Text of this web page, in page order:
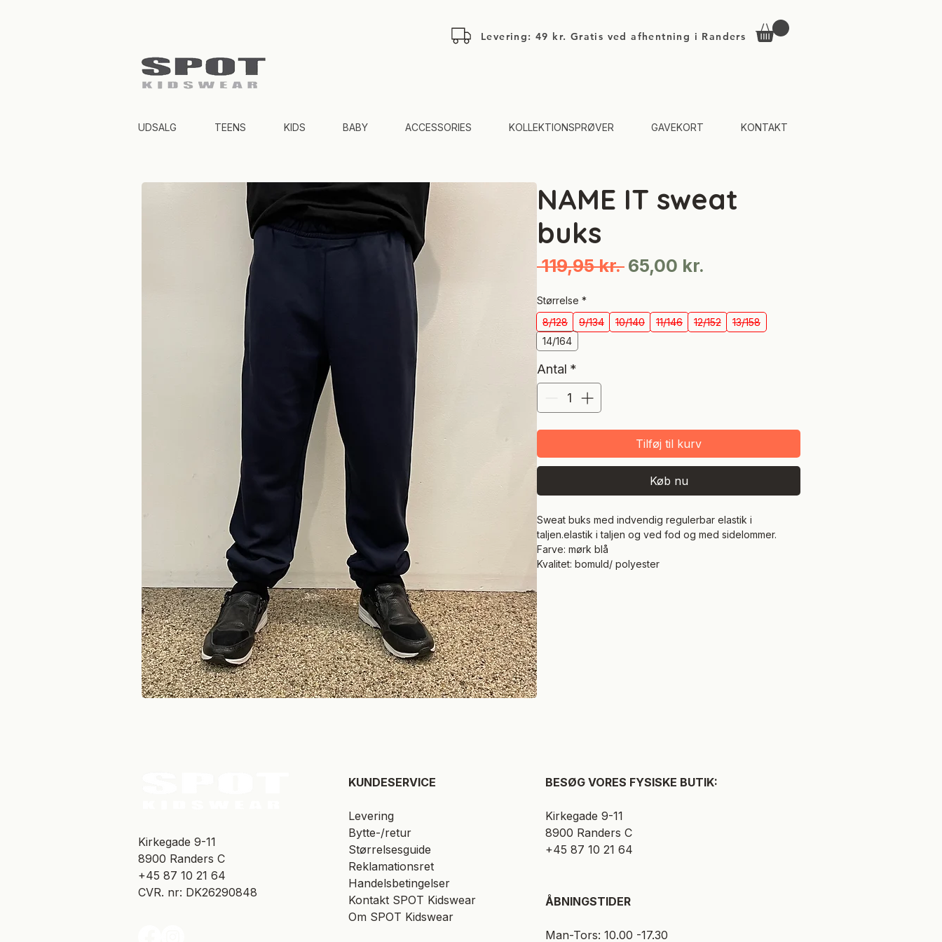
Levering: 49 kr. Gratis ved afhentning i Randers
UDSALG TEENS KIDS BABY ACCESSORIES KOLLEKTIONSPRØVER GAVEKORT KONTAKT
NAME IT sweat
buks
119,95 kr. Regulær
65,00 kr.
Størrelse *
8/128
9/134 10/140 11/146 12/152
13/158
14/164
Antal *
Tilføj til kurv
Køb nu
Sweat buks med indvendig regulerbar elastik i
taljen.elastik i taljen og ved fod og med sidelommer.
Farve: mørk blå
Kvalitet: bomuld/ polyester
​Kirkegade 9-11
8900 Randers C
+45 87 10 21 64
CVR. nr: DK26290848
KUNDESERVICE​
Levering
Bytte-/retur
Størrelsesguide
Reklamationsret
Handelsbetingelser
Kontakt SPOT Kidswear
Om SPOT Kidswear
BESØG VORES FYSISKE BUTIK:
Kirkegade 9-11
8900 Randers C
+45 87 10 21 64
ÅBNINGSTIDER
Man-Tors: 10.00 -17.30